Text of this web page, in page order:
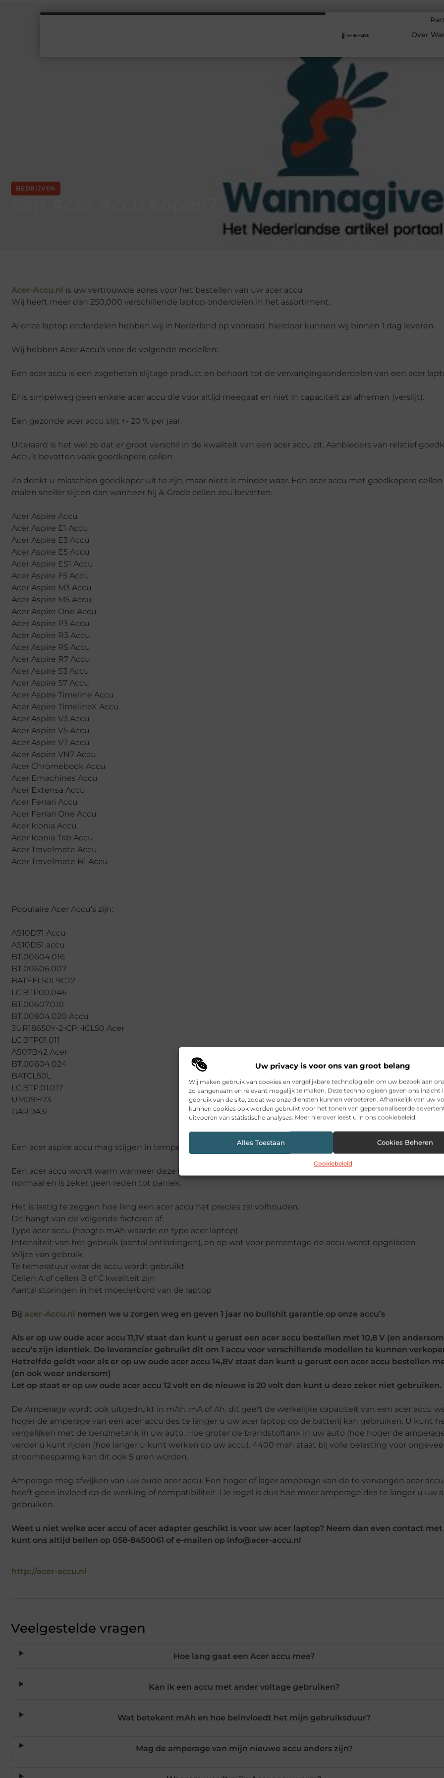
Uw privacy is voor ons van groot belang
Wij maken gebruik van cookies en vergelijkbare technologieën om uw bezoek aan
zo aangenaam en relevant mogelijk te maken. Deze technologieën geven ons inzicht
gebruik van de site, zodat we onze diensten kunnen verbeteren. Afhankelijk van uw
kunnen cookies ook worden gebruikt voor het tonen van gepersonaliseerde
uitvoeren van statistische analyses. Meer hierover leest u in ons cookiebeleid.
Alles Toestaan Cookies Beheren
Cookiebeleid
Over
BEDRIJVEN
Acer-Accu.nl
is uw vertrouwde adres voor het bestellen van uw acer accu
Wij heeft meer dan 250,000 verschillende laptop onderdelen in het assortiment.
Al onze laptop onderdelen hebben wij in Nederland op voorraad, hierdoor kunnen wij binnen 1 dag leveren.
Wij hebben Acer Accu’s voor de volgende modellen:
Een acer accu is een zogeheten slijtage product en behoort tot de vervangingsonderdelen van een acer
Er is simpelweg geen enkele acer accu die voor altijd meegaat en niet in capaciteit zal afnemen (verslijt).
Een gezonde acer accu slijt +- 20 % per jaar.
Uiteraard is het wel zo dat er groot verschil in de kwaliteit van een acer accu zit. Aanbieders van relatief
Accu’s bevatten vaak goedkopere cellen.
Zo denkt u misschien goedkoper uit te zijn, maar niets is minder waar. Een acer accu met goedkopere cellen
malen sneller slijten dan wanneer hij A-Grade cellen zou bevatten.
Acer Aspire Accu
Acer Aspire E1 Accu
Acer Aspire E3 Accu
Acer Aspire E5 Accu
Acer Aspire ES1 Accu
Acer Aspire F5 Accu
Acer Aspire M3 Accu
Acer Aspire M5 Accu
Acer Aspire One Accu
Acer Aspire P3 Accu
Acer Aspire R3 Accu
Acer Aspire R5 Accu
Acer Aspire R7 Accu
Acer Aspire S3 Accu
Acer Aspire S7 Accu
Acer Aspire Timeline Accu
Acer Aspire TimelineX Accu
Acer Aspire V3 Accu
Acer Aspire V5 Accu
Acer Aspire V7 Accu
Acer Aspire VN7 Accu
Acer Chromebook Accu
Acer Emachines Accu
Acer Extensa Accu
Acer Ferrari Accu
Acer Ferrari One Accu
Acer Iconia Accu
Acer Iconia Tab Accu
Acer Travelmate Accu
Acer Travelmate B1 Accu
Populaire Acer Accu’s zijn:
AS10D71 Accu
AS10D51 accu
BT.00604.016
BT.00606.007
BATEFL50L9C72
LC.BTP00.046
BT.00607.010
BT.00804.020 Accu
3UR18650Y-2-CPI-ICL50 Acer
LC.BTP01.011
AS07B42 Acer
BT.00604.024
BATCL50L
LC.BTP.01.017
UM09H73
GARDA31
Een acer aspire accu mag stijgen in temperatuur en warm worden, maar zeker niet te heet worden.
Een acer accu wordt warm wanneer deze helemaal leeg is en snel wordt bijgeladen door de laptoplader. Dit
normaal en is zeker geen reden tot paniek.
Het is lastig te zeggen hoe lang een acer accu het precies zal volhouden.
Dit hangt van de volgende factoren af:
Type acer accu (hoogte mAh waarde en type acer laptop)
Intensiteit van het gebruik (aantal ontladingen), en op wat voor percentage de accu wordt opgeladen
Wijze van gebruik
Te temeratuur waar de accu wordt gebruikt
Cellen A of cellen B of C kwaliteit zijn
Aantal storingen in het moederbord van de laptop
Bij acer-Accu.nl nemen we u zorgen weg en geven 1 jaar no bullshit garantie op onze accu’s
Als er op uw oude acer accu 11,1V staat dan kunt u gerust een acer accu bestellen met 10,8 V (en
accu’s zijn identiek. De leverancier gebruikt dit om 1 accu voor verschillende modellen te kunnen
Hetzelfde geldt voor als er op uw oude acer accu 14,8V staat dan kunt u gerust een acer accu bestellen
(en ook weer andersom)
Let op staat er op uw oude acer accu 12 volt en de nieuwe is 20 volt dan kunt u deze zeker niet gebruiken.
De Amperage wordt ook uitgedrukt in mAh, mA of Ah. dit geeft de werkelijke capaciteit van een acer accu
hoger de amperage van een acer accu des te langer u uw acer laptop op de batterij kan gebruiken. U kunt
vergelijken met de benzinetank in uw auto. Hoe groter de brandstoftank in uw auto (hoe hoger de
verder u kunt rijden (hoe langer u kunt werken op uw accu). 4400 mah staat bij volle belasting voor
stroombesparing kan dit ook 5 uren worden.
Amperage mag afwijken van uw oude acer accu. Een hoger of lager amperage van de te vervangen acer
heeft geen invloed op de werking of compatibiliteit. De regel is dus hoe meer amperage des te langer u uw
gebruiken.
Weet u niet welke acer accu of acer adapter geschikt is voor uw acer laptop? Neem dan even contact met
kunt ons altijd bellen op 058-8450061 of e-mailen op info@acer-accu.nl
http://acer-accu.nl
Veelgestelde vragen
Hoe lang gaat een Acer accu mee?
Kan ik een accu met ander voltage gebruiken?
Wat betekent mAh en hoe beïnvloedt het mijn gebruiksduur?
Mag de amperage van mijn nieuwe accu anders zijn?